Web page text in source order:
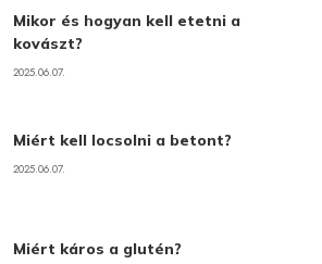
Mikor és hogyan kell etetni a
kovászt?
2025.06.07.
Miért kell locsolni a betont?
2025.06.07.
Miért káros a glutén?